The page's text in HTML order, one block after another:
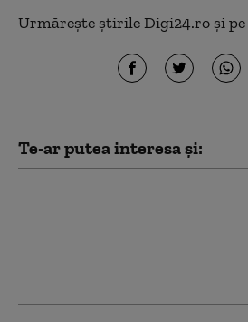
Urmărește știrile Digi24.ro și pe
Te-ar putea interesa și: